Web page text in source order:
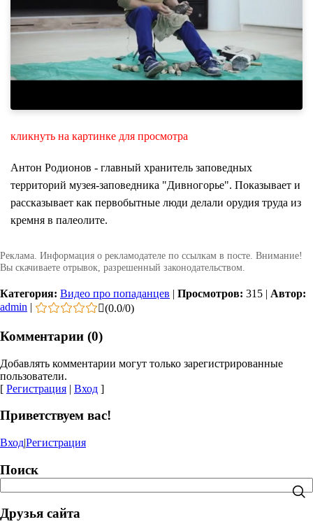
кликнуть на картинке для просмотра
Антон Родионов - главный хранитель заповедных
территорий музея-заповедника "Дивногорье". Показывает и
рассказывает как первобытные люди делали орудия труда из
кремня в палеолите.
Реклама. Информация о рекламодателе по ссылкам в посте. Внимание!
Вы скачиваете отрывок, разрешенный законодательством.
Категория: Видео про попаданцев | Просмотров: 315 | Автор:
admin | (0.0/0)
Комментарии (0)
Добавлять комментарии могут только зарегистрированные
пользователи.
[ Регистрация | Вход ]
Приветствуем вас!
Вход|Регистрация
Поиск
Друзья сайта